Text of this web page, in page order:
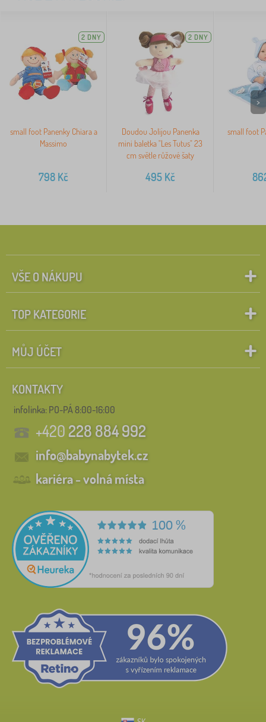
2 DNY
small foot Panenky Chiara a
Massimo
798 Kč
2 DNY
Doudou Jolijou Panenka
mini baletka "Les Tutus" 23
cm světle růžové šaty
495 Kč
small foot
>
VŠE O NÁKUPU
TOP KATEGORIE
MŮJ ÚČET
KONTAKTY
infolinka: PO-PÁ 8:00-16:00
+420228 884 992
info@babynabytek.cz
kariéra - volná místa